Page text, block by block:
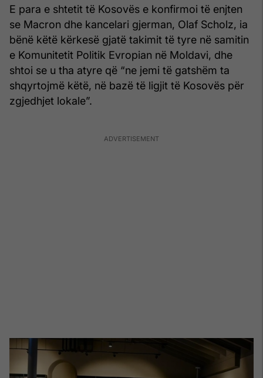
E para e shtetit të Kosovës e konfirmoi të enjten
se Macron dhe kancelari gjerman, Olaf Scholz, ia
bënë këtë kërkesë gjatë takimit të tyre në samitin
e Komunitetit Politik Evropian në Moldavi, dhe
shtoi se u tha atyre që “ne jemi të gatshëm ta
shqyrtojmë këtë, në bazë të ligjit të Kosovës për
zgjedhjet lokale”.